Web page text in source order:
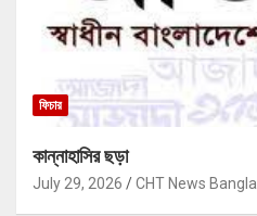
ফিচার
কান্নাহাসির ছড়া
July 29, 2026 CHT News Bangla